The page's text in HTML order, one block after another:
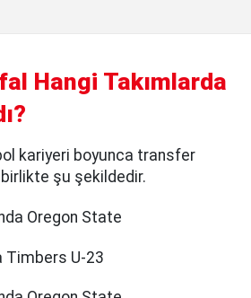
Hangi Takımlarda
kariyeri boyunca transfer
şu şekildedir.
Oregon State
Timbers U-23